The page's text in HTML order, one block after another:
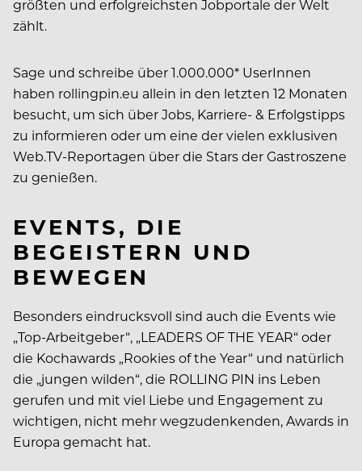
größten und erfolgreichsten Jobportale der Welt
zählt.
Sage und schreibe über 1.000.000* UserInnen
haben rollingpin.eu allein in den letzten 12 Monaten
besucht, um sich über Jobs, Karriere- & Erfolgstipps
zu informieren oder um eine der vielen exklusiven
Web.TV-Reportagen über die Stars der Gastroszene
zu genießen.
EVENTS, DIE
BEGEISTERN UND
BEWEGEN
Besonders eindrucksvoll sind auch die Events wie
„Top-Arbeitgeber“, „LEADERS OF THE YEAR“ oder
die Kochawards „Rookies of the Year“ und natürlich
die „jungen wilden“, die ROLLING PIN ins Leben
gerufen und mit viel Liebe und Engagement zu
wichtigen, nicht mehr wegzudenkenden, Awards in
Europa gemacht hat.